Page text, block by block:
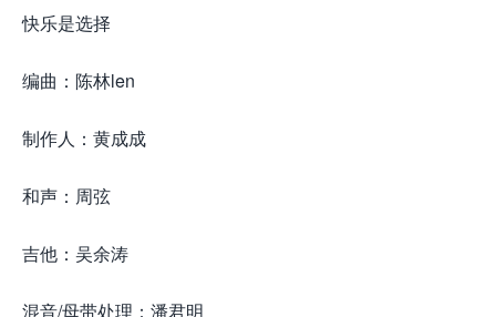
快乐是选择
编曲：陈林len
制作人：黄成成
和声：周弦
吉他：吴余涛
混音/母带处理：潘君明